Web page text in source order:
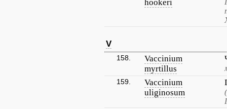
hookeri
V
158.
Vaccinium
myrtillus
159.
Vaccinium
uliginosum